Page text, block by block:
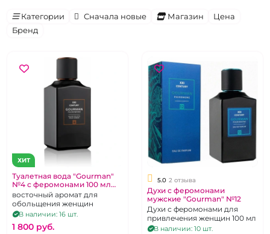
Категории Сначала новые Магазин
Цена
Бренд
ХИТ
Туалетная вода "Gourman"
№4 с феромонами 100 мл
для мужчин
восточный аромат для
обольщения женщин
В наличии: 16 шт.
1 800 pуб.
5.0 2 отзыва
Духи с феромонами
мужские "Gourman" №12
Духи с феромонами для
привлечения женщин 100 мл
В наличии: 10 шт.